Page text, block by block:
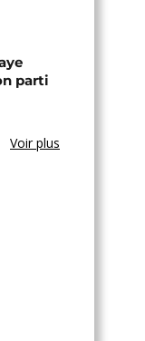
parti
Voir plus